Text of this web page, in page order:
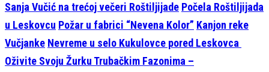
Sanja Vučić na trećoj večeri Roštiljijade Počela Roštiljijada
u Leskovcu Požar u fabrici “Nevena Kolor” Kanjon reke
Vučjanke Nevreme u selo Kukulovce pored Leskovca
Oživite Svoju Žurku Trubačkim Fazonima –